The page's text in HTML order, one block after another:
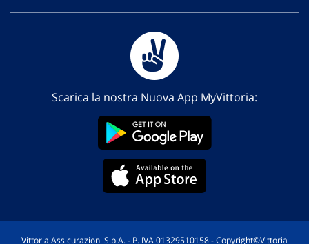
Scarica la nostra Nuova App MyVittoria:
Vittoria Assicurazioni S.p.A. - P. IVA 01329510158 - Copyright©Vittoria